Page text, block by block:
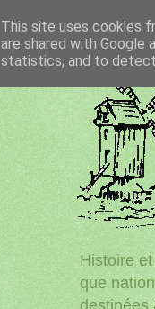
Histoire
que
This site uses cookies
are shared with Google
statistics, and to detect